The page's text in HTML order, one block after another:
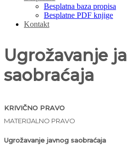
Besplatna baza propisa
Besplatne PDF knjige
Kontakt
Ugrožavanje
saobraćaja
KRIVIČNO PRAVO
MATERIJALNO PRAVO
Ugrožavanje javnog saobraćaja